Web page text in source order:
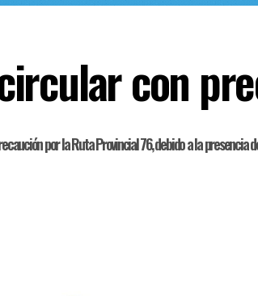
con
por la Ruta Provincial 76, debido a la presencia